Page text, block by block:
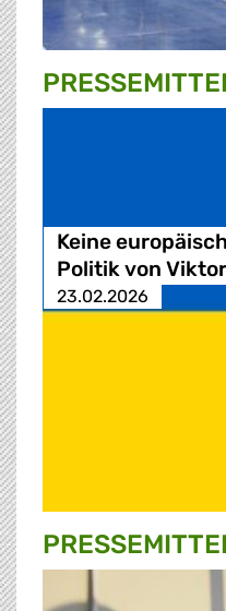
Keine
Politik von
23.02.2026